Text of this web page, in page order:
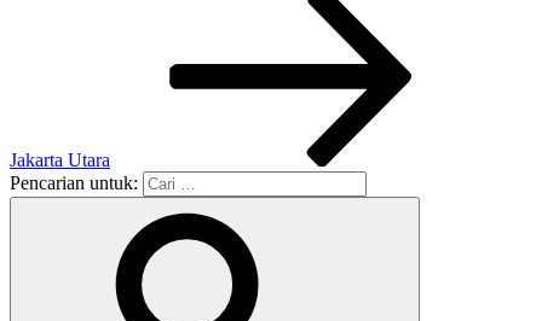
Jakarta Utara
Pencarian untuk: